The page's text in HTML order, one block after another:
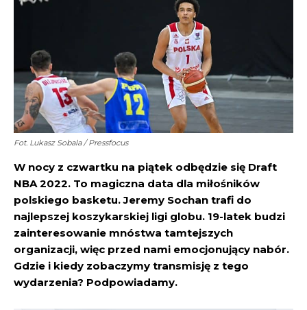
Fot. Lukasz Sobala / Pressfocus
W nocy z czwartku na piątek odbędzie się Draft
NBA 2022. To magiczna data dla miłośników
polskiego basketu. Jeremy Sochan trafi do
najlepszej koszykarskiej ligi globu. 19-latek budzi
zainteresowanie mnóstwa tamtejszych
organizacji, więc przed nami emocjonujący nabór.
Gdzie i kiedy zobaczymy transmisję z tego
wydarzenia? Podpowiadamy.